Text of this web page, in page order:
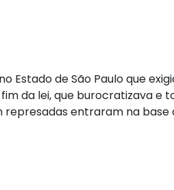
Estado de São Paulo que
da lei, que burocratizava e
entraram na